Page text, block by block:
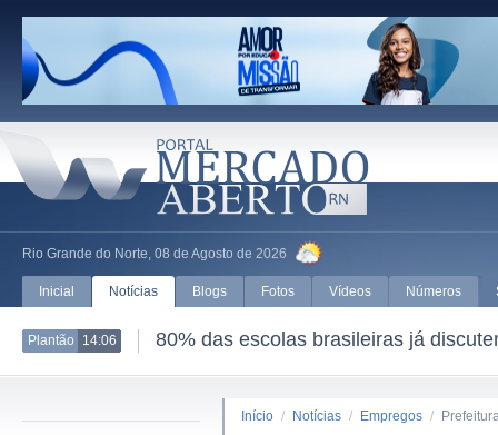
Rio Grande do Norte, 08 de Agosto de 2026
Inicial Notícias Blogs Fotos Vídeos Números
Plantão 14:06 80% das escolas brasileiras já
Início / Notícias / Empregos /